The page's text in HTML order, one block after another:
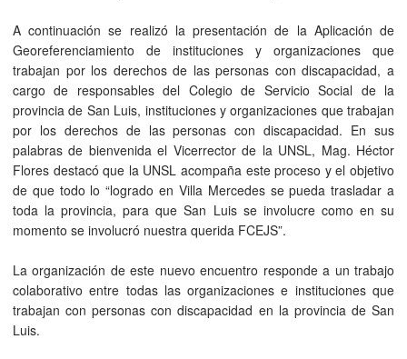
A continuación se realizó la presentación de la Aplicación de
Georeferenciamiento de instituciones y organizaciones que
trabajan por los derechos de las personas con discapacidad, a
cargo de responsables del Colegio de Servicio Social de la
provincia de San Luis, instituciones y organizaciones que trabajan
por los derechos de las personas con discapacidad. En sus
palabras de bienvenida el Vicerrector de la UNSL, Mag. Héctor
Flores destacó que la UNSL acompaña este proceso y el objetivo
de que todo lo “logrado en Villa Mercedes se pueda trasladar a
toda la provincia, para que San Luis se involucre como en su
momento se involucró nuestra querida FCEJS”.
La organización de este nuevo encuentro responde a un trabajo
colaborativo entre todas las organizaciones e instituciones que
trabajan con personas con discapacidad en la provincia de San
Luis.